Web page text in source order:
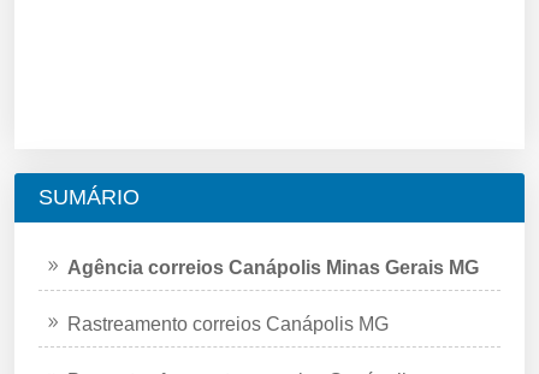
SUMÁRIO
Agência correios Canápolis Minas Gerais MG
Rastreamento correios Canápolis MG